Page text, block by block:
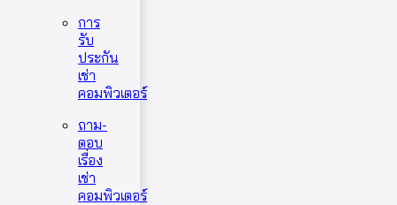
การ
รับ
ประกัน
เช่า
คอมพิวเตอร์
ถาม-
ตอบ
เรื่อง
เช่า
คอมพิวเตอร์